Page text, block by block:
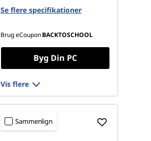
512 GB SSD M.2 2280 PCIe
Gen4 TLC
Se flere specifikationer
Brug eCouponBACKTOSCHOOL
Byg Din PC
Vis flere
Sammenlign